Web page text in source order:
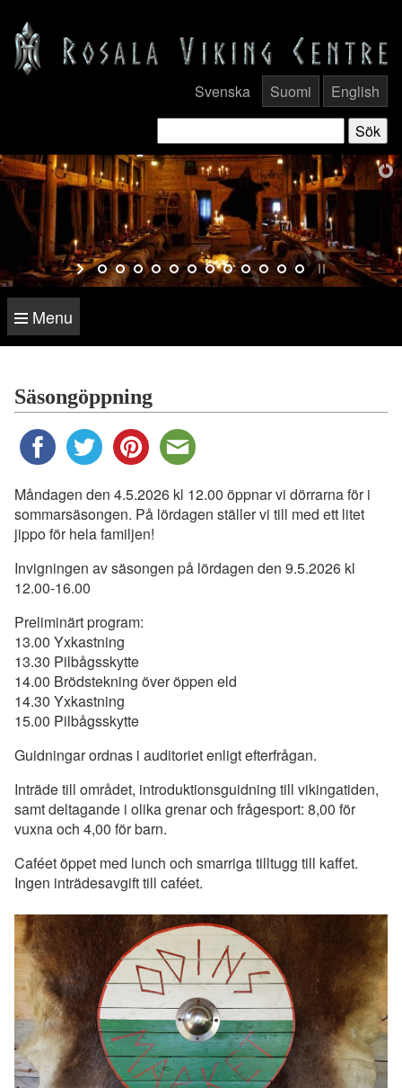
Svenska Suomi English
Menu
Säsongöppning
Måndagen den 4.5.2026 kl 12.00 öppnar vi dörrarna för i
sommarsäsongen. På lördagen ställer vi till med ett litet
jippo för hela familjen!
Invigningen av säsongen på lördagen den 9.5.2026 kl
12.00-16.00
Preliminärt program:
13.00 Yxkastning
13.30 Pilbågsskytte
14.00 Brödstekning över öppen eld
14.30 Yxkastning
15.00 Pilbågsskytte
Guidningar ordnas i auditoriet enligt efterfrågan.
Inträde till området, introduktionsguidning till vikingatiden,
samt deltagande i olika grenar och frågesport: 8,00 för
vuxna och 4,00 för barn.
Caféet öppet med lunch och smarriga tilltugg till kaffet.
Ingen inträdesavgift till caféet.